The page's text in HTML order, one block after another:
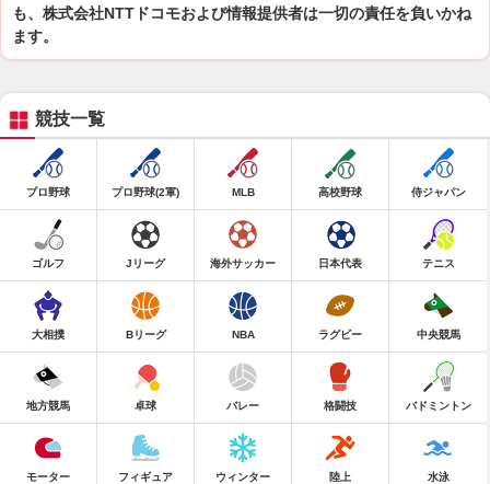
も、株式会社NTTドコモおよび情報提供者は一切の責任を負いかね
ます。
競技一覧
プロ野球 プロ野球(2軍) MLB 高校野球 侍ジャパン
ゴルフ Jリーグ 海外サッカー 日本代表 テニス
大相撲 Bリーグ NBA ラグビー 中央競馬
地方競馬 卓球 バレー 格闘技 バドミントン
モーター フィギュア ウィンター 陸上 水泳